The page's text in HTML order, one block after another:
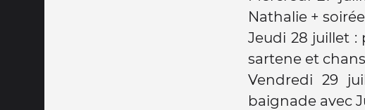
Nathalie +
Jeudi 28 juillet
sartene et
Vendredi 29
baignade avec